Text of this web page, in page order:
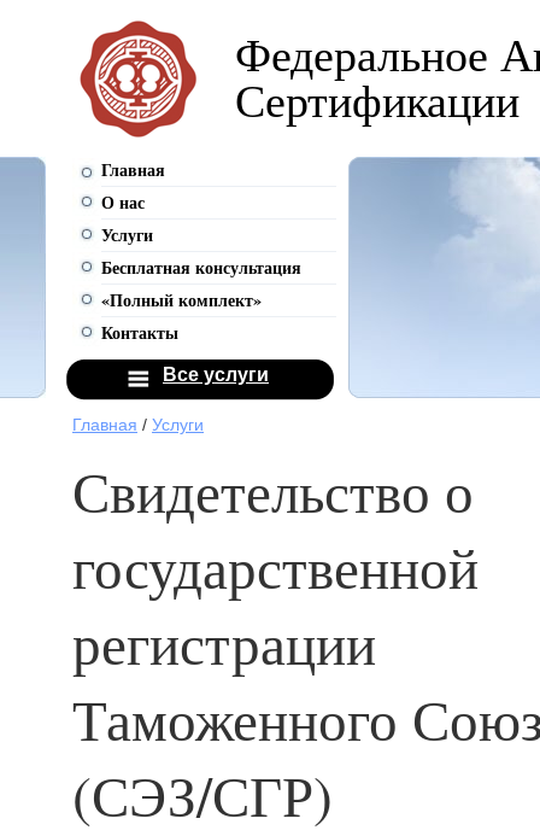
Федеральное
Сертификации
Главная
О нас
Услуги
Бесплатная консультация
«Полный комплект»
Контакты
Все услуги
Главная / Услуги
Свидетельство о
государственной
регистрации
Таможенного
(СЭЗ/СГР)